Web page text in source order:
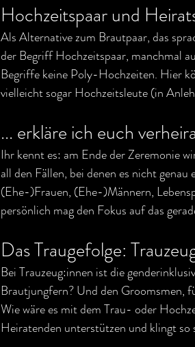
Hochzeitspaar und
Als Alternative zum Brautpaar, das
der Begriff Hochzeitspaar, manchmal
Begriffe keine Poly-Hochzeiten. Hier
vielleicht sogar Hochzeitsleute (in
... erkläre ich euch
Ihr kennt es: am Ende der Zeremonie
all den Fällen, bei denen es nicht
(Ehe-)Frauen, (Ehe-)Männern,
persönlich mag den Fokus auf das
Das Traugefolge:
Bei Trauzeug:innen ist die
Brautjungfern? Und den Groomsmen,
Wie wäre es mit dem Trau- oder
Heiratenden unterstützen und klingt so